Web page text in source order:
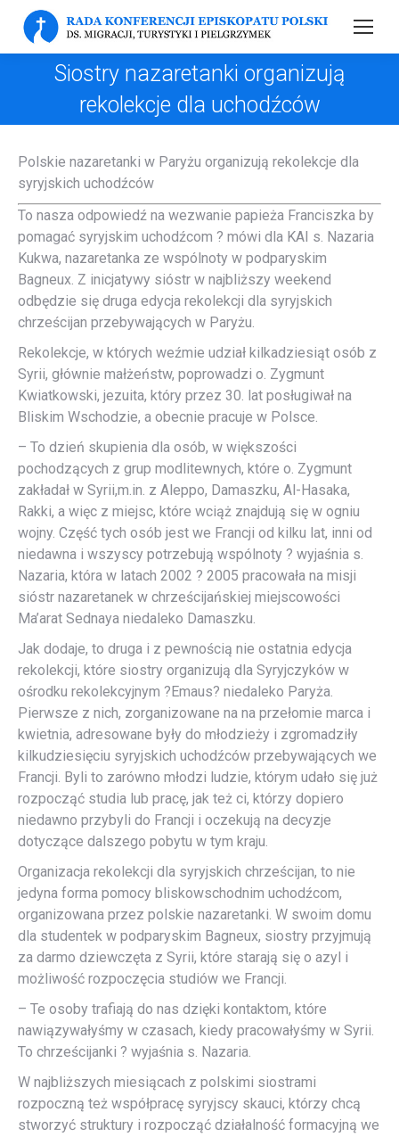
Siostry nazaretanki organizują
rekolekcje dla uchodźców
Polskie nazaretanki w Paryżu organizują rekolekcje dla
syryjskich uchodźców
To nasza odpowiedź na wezwanie papieża Franciszka by
pomagać syryjskim uchodźcom ? mówi dla KAI s. Nazaria
Kukwa, nazaretanka ze wspólnoty w podparyskim
Bagneux. Z inicjatywy sióstr w najbliższy weekend
odbędzie się druga edycja rekolekcji dla syryjskich
chrześcijan przebywających w Paryżu.
Rekolekcje, w których weźmie udział kilkadziesiąt osób z
Syrii, głównie małżeństw, poprowadzi o. Zygmunt
Kwiatkowski, jezuita, który przez 30. lat posługiwał na
Bliskim Wschodzie, a obecnie pracuje w Polsce.
– To dzień skupienia dla osób, w większości
pochodzących z grup modlitewnych, które o. Zygmunt
zakładał w Syrii,m.in. z Aleppo, Damaszku, Al-Hasaka,
Rakki, a więc z miejsc, które wciąż znajdują się w ogniu
wojny. Część tych osób jest we Francji od kilku lat, inni od
niedawna i wszyscy potrzebują wspólnoty ? wyjaśnia s.
Nazaria, która w latach 2002 ? 2005 pracowała na misji
sióstr nazaretanek w chrześcijańskiej miejscowości
Ma’arat Sednaya niedaleko Damaszku.
Jak dodaje, to druga i z pewnością nie ostatnia edycja
rekolekcji, które siostry organizują dla Syryjczyków w
ośrodku rekolekcyjnym ?Emaus? niedaleko Paryża.
Pierwsze z nich, zorganizowane na na przełomie marca i
kwietnia, adresowane były do młodzieży i zgromadziły
kilkudziesięciu syryjskich uchodźców przebywających we
Francji. Byli to zarówno młodzi ludzie, którym udało się już
rozpocząć studia lub pracę, jak też ci, którzy dopiero
niedawno przybyli do Francji i oczekują na decyzje
dotyczące dalszego pobytu w tym kraju.
Organizacja rekolekcji dla syryjskich chrześcijan, to nie
jedyna forma pomocy bliskowschodnim uchodźcom,
organizowana przez polskie nazaretanki. W swoim domu
dla studentek w podparyskim Bagneux, siostry przyjmują
za darmo dziewczęta z Syrii, które starają się o azyl i
możliwość rozpoczęcia studiów we Francji.
– Te osoby trafiają do nas dzięki kontaktom, które
nawiązywałyśmy w czasach, kiedy pracowałyśmy w Syrii.
To chrześcijanki ? wyjaśnia s. Nazaria.
W najbliższych miesiącach z polskimi siostrami
rozpoczną też współpracę syryjscy skauci, którzy chcą
stworzyć struktury i rozpocząć działalność formacyjną we